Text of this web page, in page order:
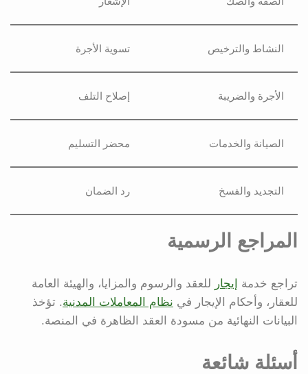
النشاط والترخيص تسوية الأجرة
الأجرة والضريبة إصلاح التلف
الصيانة والخدمات محضر التسليم
التجديد والفسخ رد الضمان
المراجع الرسمية
تراجع خدمة إيجار للعقد والرسوم والمزايا، والهيئة العامة
للعقار، وأحكام الإيجار في نظام المعاملات المدنية. تؤخذ
البيانات النهائية من مسودة العقد الظاهرة في المنصة.
أسئلة شائعة